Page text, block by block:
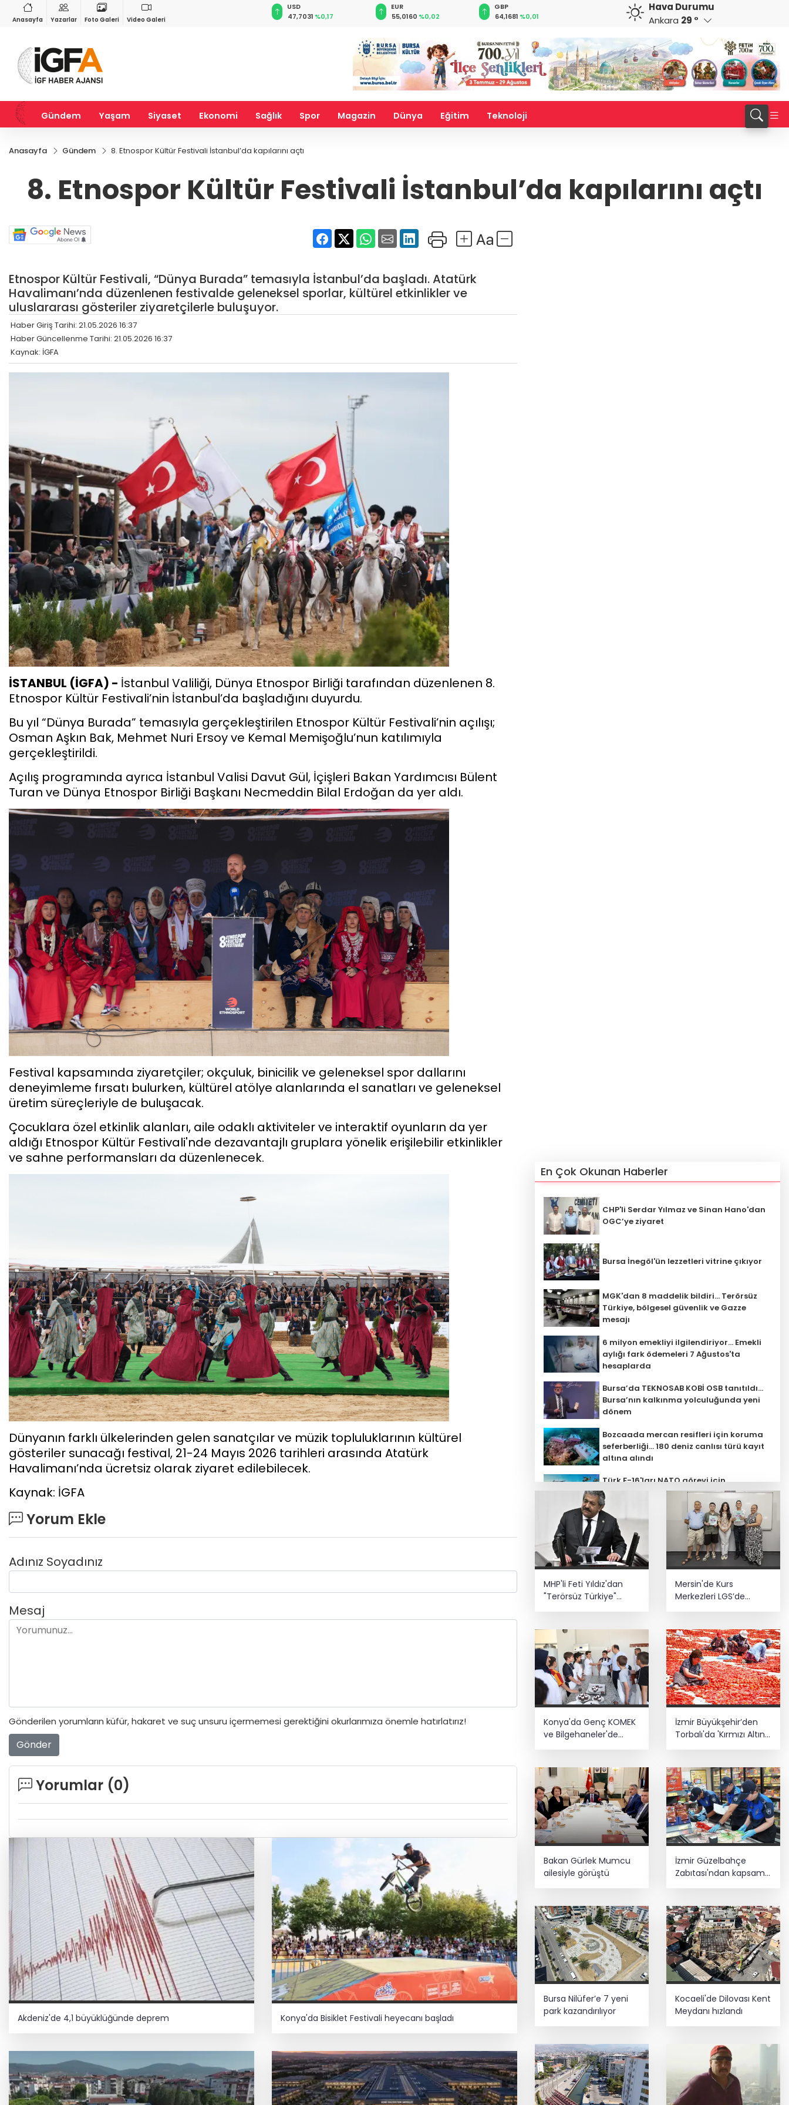
Anasayfa Yazarlar Foto Galeri Video Galeri
%1,73
BIST 100
13.778,66%-0,15
EUR
55,0160 %0,02
GBP
64,1681%0,01
CHF
58,8128 %0,42 %0,19
RUB
0,5793
Hava Durumu
Ankara 29 °
Gündem Yaşam Siyaset Ekonomi Sağlık Spor Magazin Dünya Eğitim Teknoloji
Anasayfa Gündem 8. Etnospor Kültür Festivali İstanbul’da kapılarını açtı
8. Etnospor Kültür Festivali İstanbul’da kapılarını açtı
Etnospor Kültür Festivali, “Dünya Burada” temasıyla İstanbul’da başladı. Atatürk
Havalimanı’nda düzenlenen festivalde geleneksel sporlar, kültürel etkinlikler ve
uluslararası gösteriler ziyaretçilerle buluşuyor.
Haber Giriş Tarihi: 21.05.2026 16:37
Haber Güncellenme Tarihi: 21.05.2026 16:37
Kaynak: İGFA
İSTANBUL (İGFA) - İstanbul Valiliği, Dünya Etnospor Birliği tarafından düzenlenen 8.
Etnospor Kültür Festivali’nin İstanbul’da başladığını duyurdu.
Bu yıl “Dünya Burada” temasıyla gerçekleştirilen Etnospor Kültür Festivali’nin açılışı;
Osman Aşkın Bak, Mehmet Nuri Ersoy ve Kemal Memişoğlu’nun katılımıyla
gerçekleştirildi.
Açılış programında ayrıca İstanbul Valisi Davut Gül, İçişleri Bakan Yardımcısı Bülent
Turan ve Dünya Etnospor Birliği Başkanı Necmeddin Bilal Erdoğan da yer aldı.
Festival kapsamında ziyaretçiler; okçuluk, binicilik ve geleneksel spor dallarını
deneyimleme fırsatı bulurken, kültürel atölye alanlarında el sanatları ve geleneksel
üretim süreçleriyle de buluşacak.
Çocuklara özel etkinlik alanları, aile odaklı aktiviteler ve interaktif oyunların da yer
aldığı Etnospor Kültür Festivali'nde dezavantajlı gruplara yönelik erişilebilir etkinlikler
ve sahne performansları da düzenlenecek.
Dünyanın farklı ülkelerinden gelen sanatçılar ve müzik topluluklarının kültürel
gösteriler sunacağı festival, 21-24 Mayıs 2026 tarihleri arasında Atatürk
Havalimanı’nda ücretsiz olarak ziyaret edilebilecek.
Kaynak: İGFA
Yorum Ekle
Adınız Soyadınız
Mesaj
Gönderilen yorumların küfür, hakaret ve suç unsuru içermemesi gerektiğini okurlarımıza önemle hatırlatırız!
Gönder
Yorumlar (0)
Akdeniz'de 4,1 büyüklüğünde deprem Konya'da Bisiklet Festivali heyecanı başladı
En Çok Okunan Haberler
CHP'li Serdar Yılmaz ve Sinan Hano'dan
OGC’ye ziyaret
Bursa İnegöl'ün lezzetleri vitrine çıkıyor
MGK'dan 8 maddelik bildiri... Terörsüz
Türkiye, bölgesel güvenlik ve Gazze
mesajı
6 milyon emekliyi ilgilendiriyor... Emekli
aylığı fark ödemeleri 7 Ağustos'ta
hesaplarda
Bursa’da TEKNOSAB KOBİ OSB tanıtıldı...
Bursa’nın kalkınma yolculuğunda yeni
dönem
Bozcaada mercan resifleri için koruma
seferberliği... 180 deniz canlısı türü kayıt
altına alındı
Türk F-16'ları NATO görevi için
Estonya'da... MSB yerli savunma
sistemleriyle güçleniyor
Teröristler teslim olmaya devam
ediyor... Hudutlarda 490 kişi yakalandı
YÖK'ten uluslararası mezunlara ikamet
kolaylığı... Süre 2 yıla kadar
uzatılabilecek
uzaklaşıp hareketle buluşuyor
MHP'li Feti Yıldız'dan
"Terörsüz Türkiye"
sonuç üretecek
Mersin'de Kurs
Merkezleri LGS’de
Konya'da Genç KOMEK
ve Bilgehaneler'de
eğlenceli yaz
İzmir Büyükşehir’den
Torbalı'da 'Kırmızı Altın'
mesaisi
Bakan Gürlek Mumcu
ailesiyle görüştü
İzmir Güzelbahçe
Zabıtası'ndan kapsamlı
Bursa Nilüfer’e 7 yeni
park kazandırılıyor
Kocaeli'de Dilovası Kent
Meydanı hızlandı